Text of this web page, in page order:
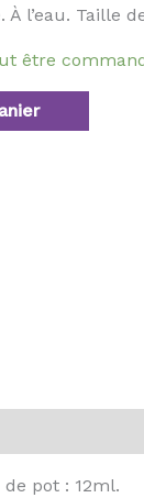
l’eau. Taille
être
pot : 12ml.